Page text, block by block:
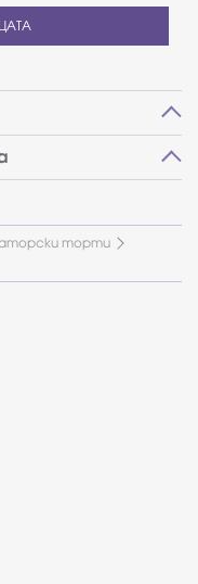
торти